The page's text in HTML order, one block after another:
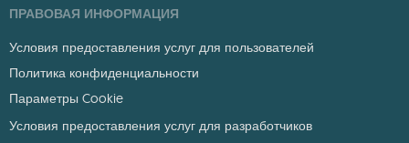
ПРАВОВАЯ ИНФОРМАЦИЯ
Условия предоставления услуг для пользователей
Политика конфиденциальности
Параметры Cookie
Условия предоставления услуг для разработчиков